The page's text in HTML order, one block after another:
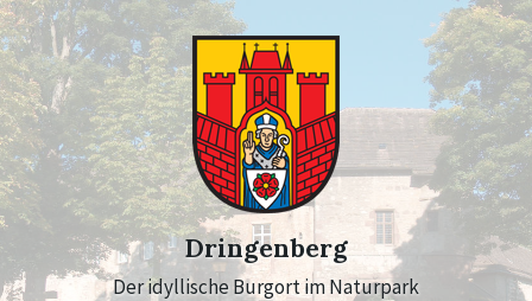
Skip
to
content
Skip
to
main
navigation
Skip
to
footer
Dringenberg
Der idyllische Burgort im Naturpark